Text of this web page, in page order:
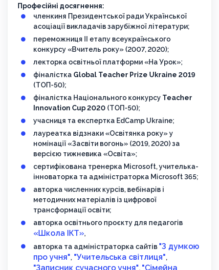
Професійні досягнення:
членкиня Президентської ради Української
асоціації викладачів зарубіжної літератури;
переможниця ІІ етапу всеукраїнського
конкурсу «Вчитель року» (2007, 2020);
лекторка освітньої платформи «На Урок»;
фіналістка Global Teacher Prize Ukraine 2019
(ТОП-50);
фіналістка Національного конкурсу Teacher
Innovation Cup 2020 (ТОП-50);
учасниця та експертка EdCamp Ukraine;
лауреатка відзнаки «Освітянка року» у
номінації «Засвіти вогонь» (2019, 2020) за
версією тижневика «Освіта»;
сертифікована тренерка Microsoft, учителька-
інноваторка та адміністраторка Microsoft 365;
авторка численних курсів, вебінарів і
методичних матеріалів із цифрової
трансформації освіти;
авторка освітнього проєкту для педагогів
«Школа ІКТ»,
авторка та адміністраторка сайтів "З думкою
про учня", "Учительська світлиця",
"Записник сучасного учня", "Сімейна